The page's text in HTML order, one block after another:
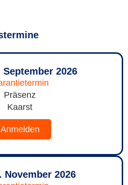
September 2026
Präsenz
Kaarst
Anmelden
November 2026